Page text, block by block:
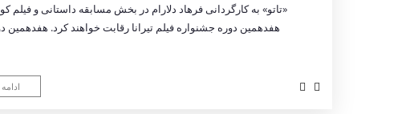
«تاتو» به کارگردانی فرهاد دلارام در بخش مسابقه داستانی و
هفدهمین دوره جشنواره فیلم تیرانا رقابت خواهند کرد. هفدهمین